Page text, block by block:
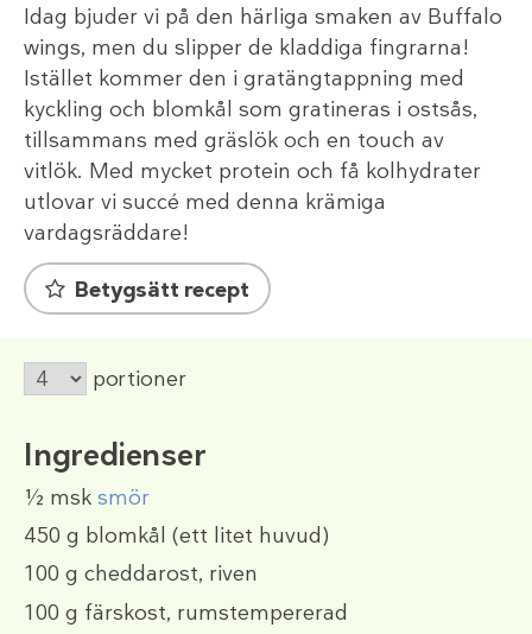
Idag bjuder vi på den härliga smaken av Buffalo
wings, men du slipper de kladdiga fingrarna!
Istället kommer den i gratängtappning med
kyckling och blomkål som gratineras i ostsås,
tillsammans med gräslök och en touch av
vitlök. Med mycket protein och få kolhydrater
utlovar vi succé med denna krämiga
vardagsräddare!
Betygsätt recept
portioner
Ingredienser
½ msk smör
450 g blomkål (ett litet huvud)
100 g cheddarost, riven
100 g färskost, rumstempererad